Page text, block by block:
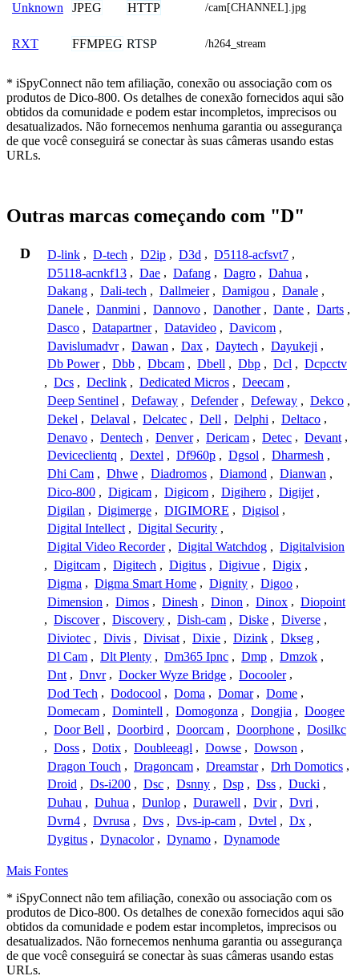
Unknown JPEG HTTP /cam[CHANNEL].jpg
RXT FFMPEG RTSP /h264_stream
* iSpyConnect não tem afiliação, conexão ou associação com os
produtos de Dico-800. Os detalhes de conexão fornecidos aqui são
obtidos da comunidade e podem estar incompletos, imprecisos ou
desatualizados. Não fornecemos nenhuma garantia ou assegurança
de que você conseguirá se conectar às suas câmeras usando estas
URLs.
Outras marcas começando com "D"
D D-link , D-tech , D2ip , D3d , D5118-acfsvt7 ,
D5118-acnkf13 , Dae , Dafang , Dagro , Dahua ,
Dakang , Dali-tech , Dallmeier , Damigou , Danale ,
Danele , Danmini , Dannovo , Danother , Dante , Darts ,
Dasco , Datapartner , Datavideo , Davicom ,
Davislumadvr , Dawan , Dax , Daytech , Dayukeji ,
Db Power , Dbb , Dbcam , Dbell , Dbp , Dcl , Dcpcctv
, Dcs , Declink , Dedicated Micros , Deecam ,
Deep Sentinel , Defaway , Defender , Defeway , Dekco ,
Dekel , Delaval , Delcatec , Dell , Delphi , Deltaco ,
Denavo , Dentech , Denver , Dericam , Detec , Devant ,
Deviceclientq , Dextel , Df960p , Dgsol , Dharmesh ,
Dhi Cam , Dhwe , Diadromos , Diamond , Dianwan ,
Dico-800 , Digicam , Digicom , Digihero , Digijet ,
Digilan , Digimerge , DIGIMORE , Digisol ,
Digital Intellect , Digital Security ,
Digital Video Recorder , Digital Watchdog , Digitalvision
, Digitcam , Digitech , Digitus , Digivue , Digix ,
Digma , Digma Smart Home , Dignity , Digoo ,
Dimension , Dimos , Dinesh , Dinon , Dinox , Diopoint
, Discover , Discovery , Dish-cam , Diske , Diverse ,
Diviotec , Divis , Divisat , Dixie , Dizink , Dkseg ,
Dl Cam , Dlt Plenty , Dm365 Ipnc , Dmp , Dmzok ,
Dnt , Dnvr , Docker Wyze Bridge , Docooler ,
Dod Tech , Dodocool , Doma , Domar , Dome ,
Domecam , Domintell , Domogonza , Dongjia , Doogee
, Door Bell , Doorbird , Doorcam , Doorphone , Dosilkc
, Doss , Dotix , Doubleeagl , Dowse , Dowson ,
Dragon Touch , Dragoncam , Dreamstar , Drh Domotics ,
Droid , Ds-i200 , Dsc , Dsnny , Dsp , Dss , Ducki ,
Duhau , Duhua , Dunlop , Durawell , Dvir , Dvri ,
Dvrn4 , Dvrusa , Dvs , Dvs-ip-cam , Dvtel , Dx ,
Dygitus , Dynacolor , Dynamo , Dynamode
Mais Fontes
* iSpyConnect não tem afiliação, conexão ou associação com os
produtos de Dico-800. Os detalhes de conexão fornecidos aqui são
obtidos da comunidade e podem estar incompletos, imprecisos ou
desatualizados. Não fornecemos nenhuma garantia ou assegurança
de que você conseguirá se conectar às suas câmeras usando estas
URLs.